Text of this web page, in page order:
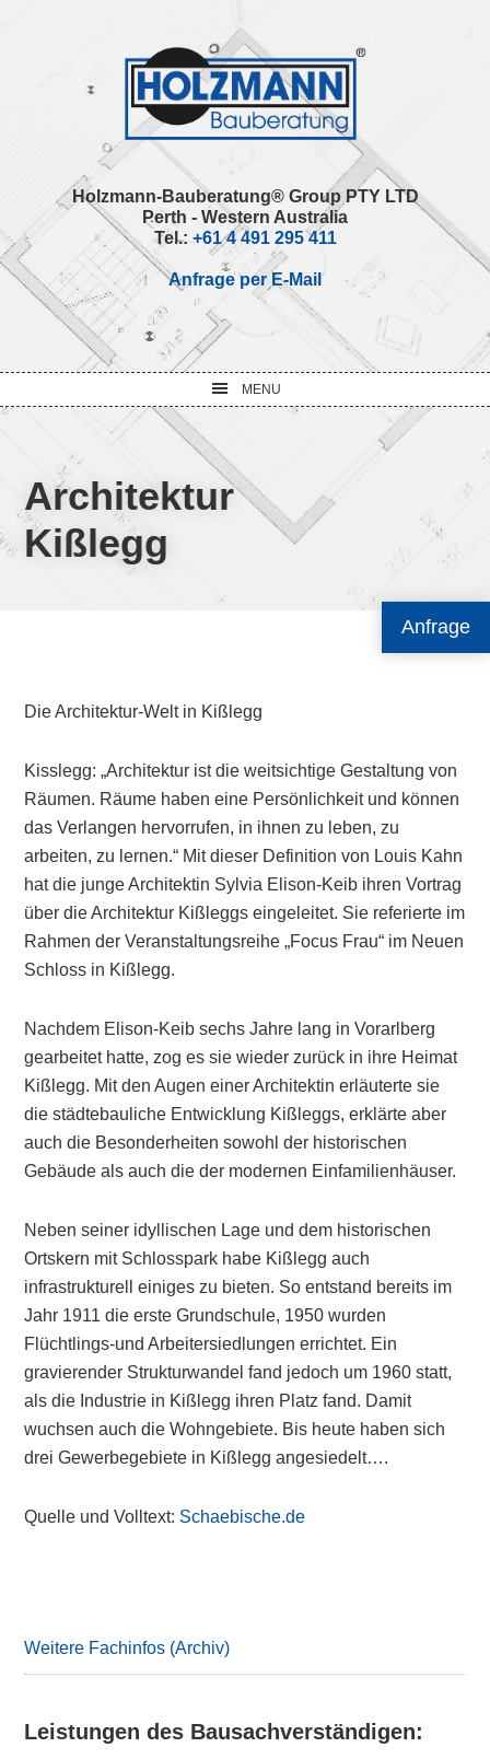
Anfrage
Holzmann-Bauberatung® Group PTY LTD
Perth - Western Australia
Tel.: +61 4 491 295 411
Anfrage per E-Mail
MENU
Architektur
Kißlegg
Die Architektur-Welt in Kißlegg
Kisslegg: „Architektur ist die weitsichtige Gestaltung von
Räumen. Räume haben eine Persönlichkeit und können
das Verlangen hervorrufen, in ihnen zu leben, zu
arbeiten, zu lernen.“ Mit dieser Definition von Louis Kahn
hat die junge Architektin Sylvia Elison-Keib ihren Vortrag
über die Architektur Kißleggs eingeleitet. Sie referierte im
Rahmen der Veranstaltungsreihe „Focus Frau“ im Neuen
Schloss in Kißlegg.
Nachdem Elison-Keib sechs Jahre lang in Vorarlberg
gearbeitet hatte, zog es sie wieder zurück in ihre Heimat
Kißlegg. Mit den Augen einer Architektin erläuterte sie
die städtebauliche Entwicklung Kißleggs, erklärte aber
auch die Besonderheiten sowohl der historischen
Gebäude als auch die der modernen Einfamilienhäuser.
Neben seiner idyllischen Lage und dem historischen
Ortskern mit Schlosspark habe Kißlegg auch
infrastrukturell einiges zu bieten. So entstand bereits im
Jahr 1911 die erste Grundschule, 1950 wurden
Flüchtlings-und Arbeitersiedlungen errichtet. Ein
gravierender Strukturwandel fand jedoch um 1960 statt,
als die Industrie in Kißlegg ihren Platz fand. Damit
wuchsen auch die Wohngebiete. Bis heute haben sich
drei Gewerbegebiete in Kißlegg angesiedelt….
Quelle und Volltext: Schaebische.de
Weitere Fachinfos (Archiv)
Leistungen des Bausachverständigen: